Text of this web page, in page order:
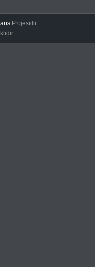
Projesidir.